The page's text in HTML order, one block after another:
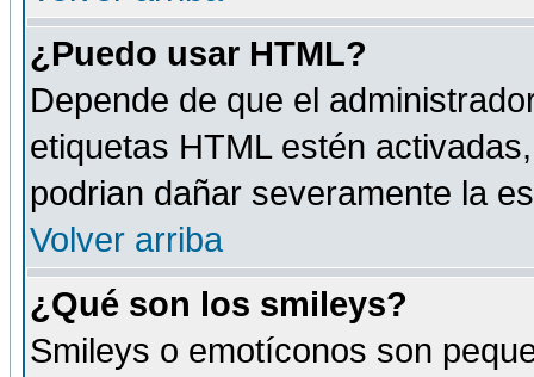
¿Puedo usar HTML?
Depende de que el
etiquetas HTML estén
podrian dañar severamente la
Volver arriba
¿Qué son los smileys?
Smileys o emotíconos son